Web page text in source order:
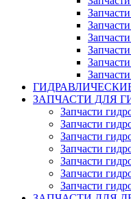
ЗАПЧАСТИ ДЛЯ
Запчасти
Запчасти
Запчасти
Запчасти
Запчасти
Запчасти
Запчасти